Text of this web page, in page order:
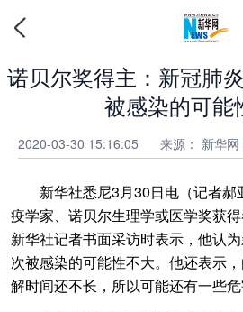
诺贝尔奖得主：新冠肺
被感染的可能
2020-03-30 15:16:05 来源： 新华网
新华社悉尼3月30日电（记者郝
疫学家、诺贝尔生理学或医学奖获
新华社记者书面采访时表示，他认
次被感染的可能性不大。他还表示
解时间还不长，所以可能还有一些危